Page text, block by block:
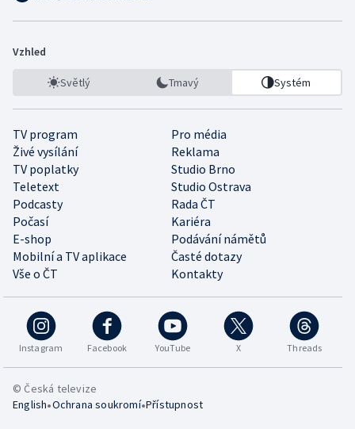
Vzhled
Světlý Tmavý Systém
TV program
Pro média
Živé vysílání
Reklama
TV poplatky
Studio Brno
Teletext
Studio Ostrava
Podcasty
Rada ČT
Počasí
Kariéra
E-shop
Podávání námětů
Mobilní a TV aplikace
Časté dotazy
Vše o ČT
Kontakty
Instagram Facebook YouTube X Threads
© Česká televize
English•Ochrana soukromí•Přístupnost